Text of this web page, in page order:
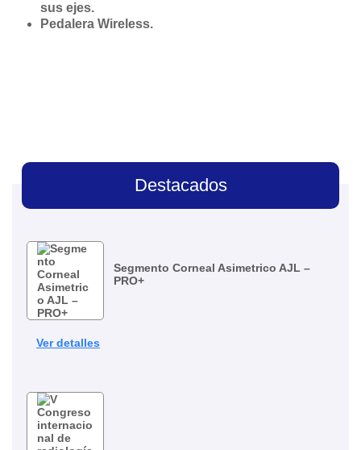
sus ejes.
Pedalera Wireless.
Destacados
Segmento Corneal Asimetrico AJL –
PRO+
Ver detalles